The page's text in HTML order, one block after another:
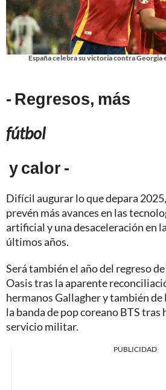
España celebra su victoria contra Georgia
- Regresos, más
fútbol
y calor -
Difícil augurar lo que depara
prevén más avances en las
artificial y una desaceleración en
últimos años.
Será también el año del regreso
Oasis tras la aparente
hermanos Gallagher y también de
la banda de pop coreano BTS tras
servicio militar.
PUBLICIDAD